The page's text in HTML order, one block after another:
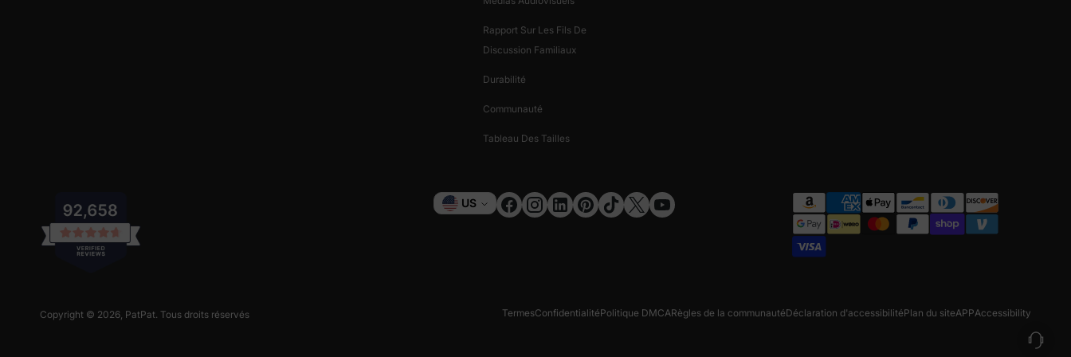
Rapport Sur Les Fils De
Discussion Familiaux
Durabilité
Communauté
Tableau Des Tailles
Monnaie
US
TermesConfidentialitéPolitique DMCARègles de la communautéDéclaration d'accessibilitéPlan du siteAPPAccessibility
Copyright © 2026, PatPat. Tous droits réservés